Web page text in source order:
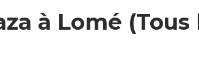
à Lomé (Tous